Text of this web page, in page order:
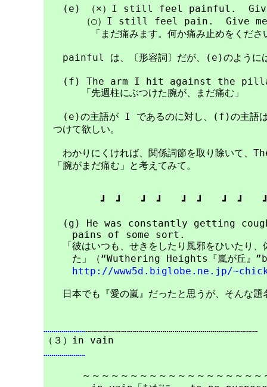
(e) （×）I still feel painful.  Give
（○）I still feel pain.  Give me
「まだ痛みます。何か痛み止めをくださ
painful は、〔形容詞〕だが、(e)のようには
(f) The arm I hit against the
「先週柱にぶつけた腕が、まだ痛む」
(e)の主語が I であるのに対し、(f)の主語は
つけて欲しい。
わかりにくければ、関係詞節を取り除
「腕がまだ痛む」と考えてみて。
┛　┛　　┛　┛　　┛　┛　　┛　┛　　┛
(g) He was constantly getting
pains of some sort.
「彼はいつも、せきをしたり風邪をひいたり、
た」（“Wuthering Heights『嵐が丘』
http://www5d.biglobe.ne.jp/
日本でも『愛の嵐』だったと思うが、そんな題
………………………………………………………………………………………………
…………………
～～～～～～～～～～～～～～～～～～～